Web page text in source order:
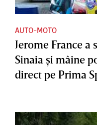
AUTO-MOTO
Jerome France
Sinaia şi mâine
direct pe Prima